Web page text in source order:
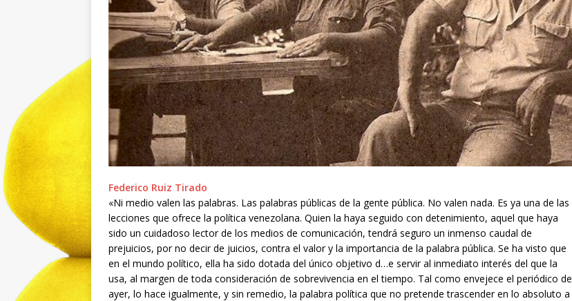
Federico Ruiz Tirado
«Ni medio valen las palabras. Las palabras públicas de la gente pública. No valen nada. Es ya una de las
lecciones que ofrece la política venezolana. Quien la haya seguido con detenimiento, aquel que haya
sido un cuidadoso lector de los medios de comunicación, tendrá seguro un inmenso caudal de
prejuicios, por no decir de juicios, contra el valor y la importancia de la palabra pública. Se ha visto que
en el mundo político, ella ha sido dotada del único objetivo d…e servir al inmediato interés del que la
usa, al margen de toda consideración de sobrevivencia en el tiempo. Tal como envejece el periódico de
ayer, lo hace igualmente, y sin remedio, la palabra política que no pretende trascender en lo absoluto a